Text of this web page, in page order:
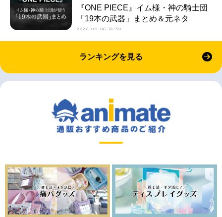
『ONE PIECE』イム様・神の騎士団
「19本の武器」まとめ＆元ネタ
2026-08-06 16:30
ランキングを見る